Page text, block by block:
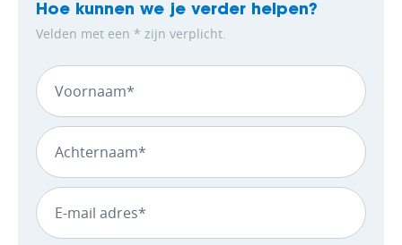
Hoe kunnen we je verder helpen?
Velden met een * zijn verplicht.